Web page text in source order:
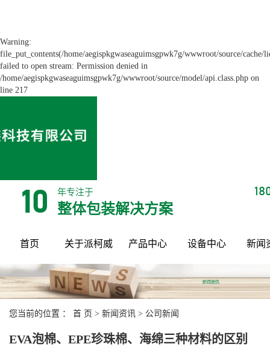
Warning:
file_put_contents(/home/aegispkgwaseaguimsgpwk7g/wwwroot/source/cache/
failed to open stream: Permission denied in
/home/aegispkgwaseaguimsgpwk7g/wwwroot/source/model/api.class.php on
line 217
10 年专注于
整体包装解决方案
首页 关于派柯威 产品中心 设备中心 新闻
您当前的位置 ： 首 页 > 新闻资讯 > 公司新闻
EVA泡棉、EPE珍珠棉、海绵三种材料的区别